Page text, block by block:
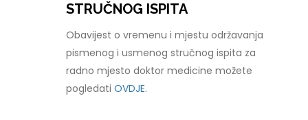
STRUČNOG ISPITA
Obavijest o vremenu i mjestu održavanja
pismenog i usmenog stručnog ispita za
radno mjesto doktor medicine možete
pogledatiOVDJE.